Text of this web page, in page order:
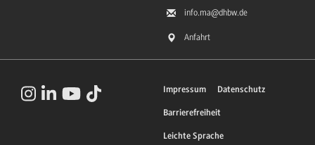
info.ma@dhbw.de
Anfahrt
Impressum Datenschutz
Barrierefreiheit
Leichte Sprache